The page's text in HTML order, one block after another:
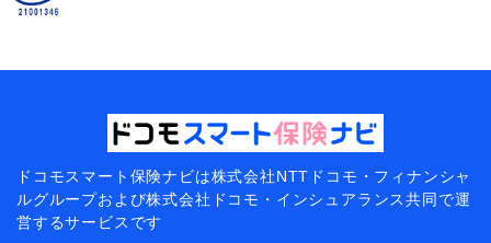
ドコモスマート保険ナビは株式会社NTTドコモ・フィナンシャ
ルグループおよび株式会社ドコモ・インシュアランス共同で運
営するサービスです